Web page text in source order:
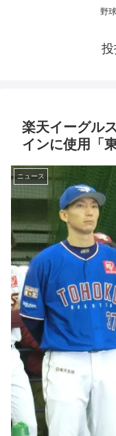
野
楽天イーグル
インに使用「
ニュース